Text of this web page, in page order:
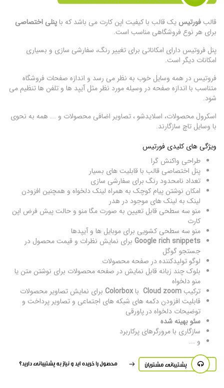
قالبفورتیس یک قالب با کیفیت اپن کارت می باشد که باپنلی اختصاصی
برای هر نوع فروشگاهی مناسب است.
پنل فروتیس دارای امکاناتی برای تغییر رنگ، سفارشی سازی و بسیاری
امکانات دیگر است.
فروتیس در همه وسایل خوب به نظر می رسد و اندازه صفحات فروشگاه
متناسب با اندازه صفحه در وسیله مورد نظر مثل آیپد ها و تلفن ها تنظیم می
شود.
اسکرول محصولات، اسلایدشو ، تصاویر اضافی محصولات و ... همه به نحوی
با وسایل تاچ سازگارند.
ویژگی های کلیدی فورتیس
طراحی واکنش گرا
پنل اختصاصی قالب با قابلیت های بسیار
تعداد نامحدود رنگ برای سفارشی سازی
امکان نوشتن پیام کوچک به همراه لینک دلخواه و همچنین افزودن
لینک به لینک های موجود در هدر
منو سه سطحی قابل تعیین به صورت مگا منو و حالت پیش فرض اپن
کارت
منو سه سطحی کشویی برای موبایل ها و آیپدها
Google rich snippets برای نمایش نظرات و قیمت محصول در
جستجو گوگل
لوگو تولیدکننده در صفحه محصولات
بلوک چند زبانه قابل نمایش در صفحه محصولات برای نوشتن متن یا
منو دلخواه
ترکیبCloud zoom باColorbox برای نمایش تصاویر محصولات
قابلیت افزودن دکمه های شبکه های اجتماعی و تصاویر پرداخت و
توضیحات دلخواه در پاورقی
سئو بهینه شده
سازگاری با مرورگرهای پرکاربرد
و ...